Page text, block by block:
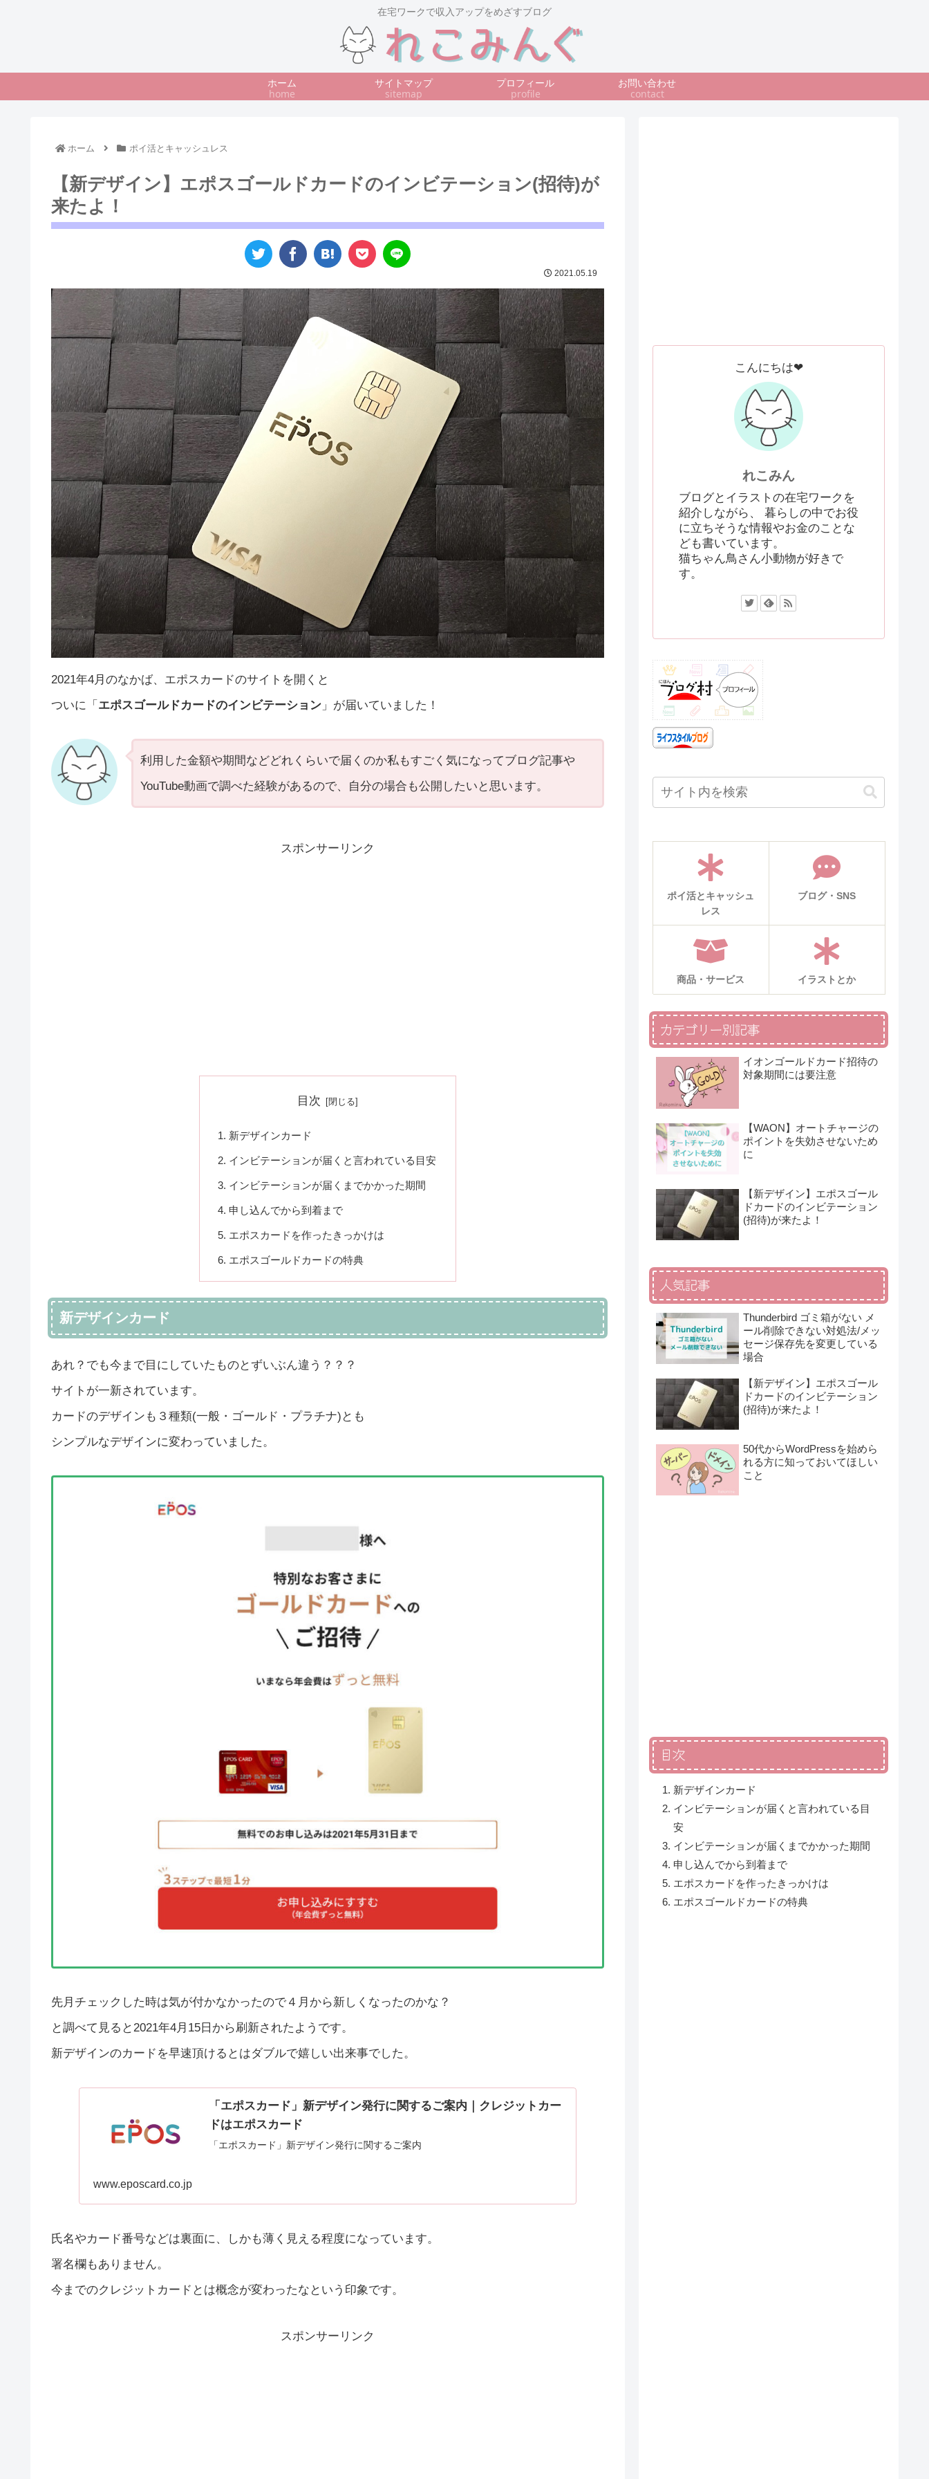
在宅ワークで収入アップをめざすブログ
ホーム
home
サイトマップ
sitemap
プロフィール
profile
お問い合わせ
contact
ホーム ポイ活とキャッシュレス
【新デザイン】エポスゴールドカードのインビテーション(招待)が
来たよ！
2021.05.19
2021年4月のなかば、エポスカードのサイトを開くと
ついに「 エポスゴールドカードのインビテーション 」が届いていました！
利用した金額や期間などどれくらいで届くのか私もすごく気になってブログ記事や
YouTube動画で調べた経験があるので、自分の場合も公開したいと思います。
スポンサーリンク
目次
新デザインカード
インビテーションが届くと言われている目安
インビテーションが届くまでかかった期間
申し込んでから到着まで
エポスカードを作ったきっかけは
エポスゴールドカードの特典
新デザインカード
あれ？でも今まで目にしていたものとずいぶん違う？？？
サイトが一新されています。
カードのデザインも３種類(一般・ゴールド・プラチナ)とも
シンプルなデザインに変わっていました。
先月チェックした時は気が付かなかったので４月から新しくなったのかな？
と調べて見ると2021年4月15日から刷新されたようです。
新デザインのカードを早速頂けるとはダブルで嬉しい出来事でした。
「エポスカード」新デザイン発行に関するご案内｜クレジットカー
ドはエポスカード
「エポスカード」新デザイン発行に関するご案内
www.eposcard.co.jp
氏名やカード番号などは裏面に、しかも薄く見える程度になっています。
署名欄もありません。
今までのクレジットカードとは概念が変わったなという印象です。
スポンサーリンク
こんにちは❤
れこみん
ブログとイラストの在宅ワークを
紹介しながら、 暮らしの中でお役
に立ちそうな情報やお金のことな
ども書いています。
猫ちゃん鳥さん小動物が好きで
す。
ポイ活とキャッシュ
レス
ブログ・SNS
商品・サービス イラストとか
カテゴリー別記事
イオンゴールドカード招待の
対象期間には要注意
【WAON】オートチャージの
ポイントを失効させないため
に
【新デザイン】エポスゴール
ドカードのインビテーション
(招待)が来たよ！
人気記事
Thunderbird ゴミ箱がない メ
ール削除できない対処法/メッ
セージ保存先を変更している
場合
【新デザイン】エポスゴール
ドカードのインビテーション
(招待)が来たよ！
50代からWordPressを始めら
れる方に知っておいてほしい
こと
目次
新デザインカード
インビテーションが届くと言われている目
安
インビテーションが届くまでかかった期間
申し込んでから到着まで
エポスカードを作ったきっかけは
エポスゴールドカードの特典